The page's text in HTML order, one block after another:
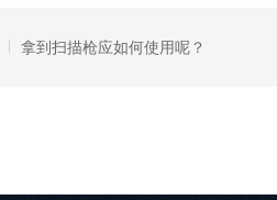
拿到扫描枪应如何使用呢？